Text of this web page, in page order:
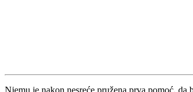
Njemu je nakon nesreće pružena prva pomoć,